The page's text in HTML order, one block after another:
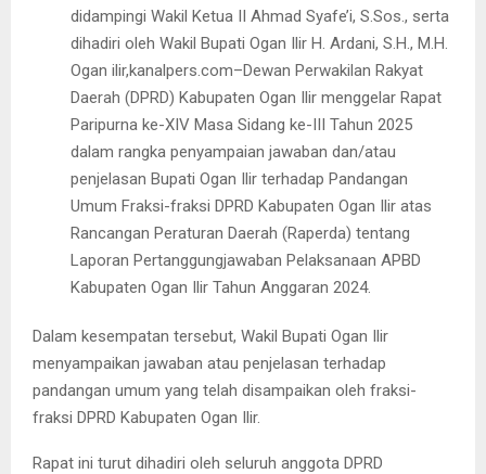
didampingi Wakil Ketua II Ahmad Syafe’i, S.Sos., serta
dihadiri oleh Wakil Bupati Ogan Ilir H. Ardani, S.H., M.H.
Ogan ilir,kanalpers.com–Dewan Perwakilan Rakyat
Daerah (DPRD) Kabupaten Ogan Ilir menggelar Rapat
Paripurna ke-XIV Masa Sidang ke-III Tahun 2025
dalam rangka penyampaian jawaban dan/atau
penjelasan Bupati Ogan Ilir terhadap Pandangan
Umum Fraksi-fraksi DPRD Kabupaten Ogan Ilir atas
Rancangan Peraturan Daerah (Raperda) tentang
Laporan Pertanggungjawaban Pelaksanaan APBD
Kabupaten Ogan Ilir Tahun Anggaran 2024.
Dalam kesempatan tersebut, Wakil Bupati Ogan Ilir
menyampaikan jawaban atau penjelasan terhadap
pandangan umum yang telah disampaikan oleh fraksi-
fraksi DPRD Kabupaten Ogan Ilir.
Rapat ini turut dihadiri oleh seluruh anggota DPRD